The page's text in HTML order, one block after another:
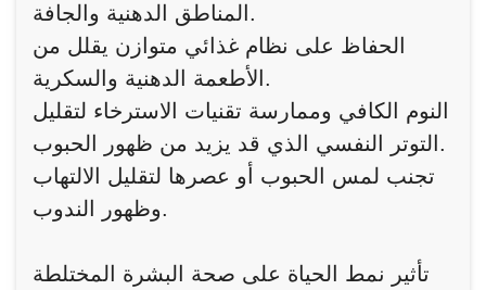
المناطق الدهنية والجافة.
الحفاظ على نظام غذائي متوازن يقلل من
الأطعمة الدهنية والسكرية.
النوم الكافي وممارسة تقنيات الاسترخاء لتقليل
التوتر النفسي الذي قد يزيد من ظهور الحبوب.
تجنب لمس الحبوب أو عصرها لتقليل الالتهاب
وظهور الندوب.
تأثير نمط الحياة على صحة البشرة المختلطة